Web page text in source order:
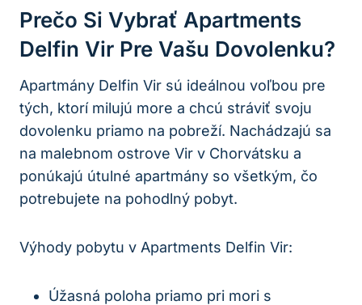
Prečo Si Vybrať Apartments
Delfin Vir Pre Vašu Dovolenku?
Apartmány Delfin Vir sú ideálnou voľbou pre
tých, ktorí milujú more a chcú stráviť svoju
dovolenku priamo na pobreží. Nachádzajú sa
na malebnom ostrove Vir v Chorvátsku a
ponúkajú útulné apartmány so všetkým, čo
potrebujete na pohodlný pobyt.
Výhody pobytu v Apartments Delfin Vir:
Úžasná poloha priamo pri mori s